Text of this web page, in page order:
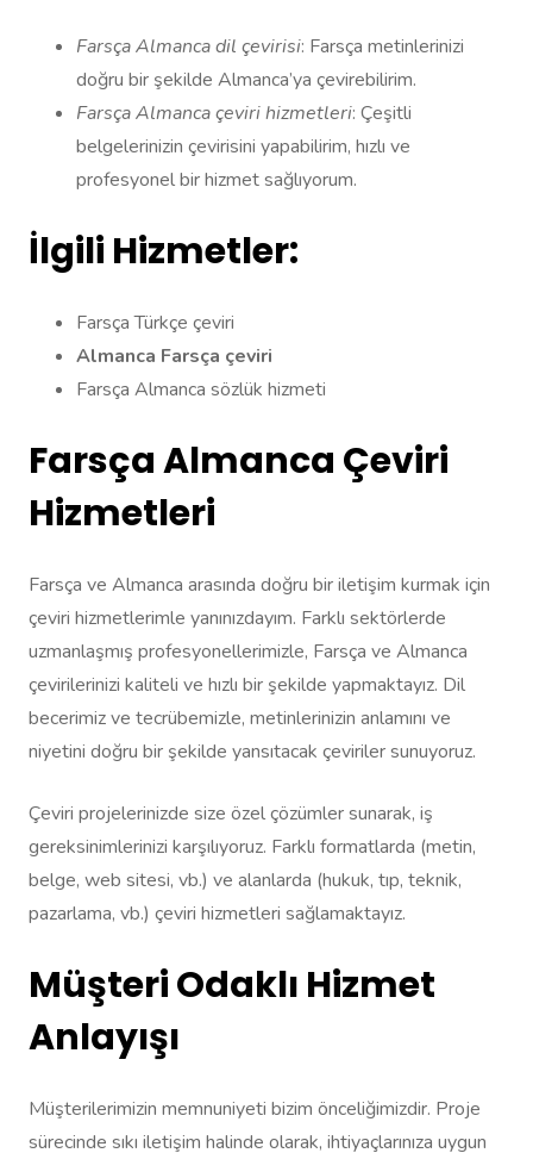
Farsça Almanca dil çevirisi: Farsça metinlerinizi
doğru bir şekilde Almanca’ya çevirebilirim.
Farsça Almanca çeviri hizmetleri: Çeşitli
belgelerinizin çevirisini yapabilirim, hızlı ve
profesyonel bir hizmet sağlıyorum.
İlgili Hizmetler:
Farsça Türkçe çeviri
Almanca Farsça çeviri
Farsça Almanca sözlük hizmeti
Farsça Almanca Çeviri
Hizmetleri
Farsça ve Almanca arasında doğru bir iletişim kurmak için
çeviri hizmetlerimle yanınızdayım. Farklı sektörlerde
uzmanlaşmış profesyonellerimizle, Farsça ve Almanca
çevirilerinizi kaliteli ve hızlı bir şekilde yapmaktayız. Dil
becerimiz ve tecrübemizle, metinlerinizin anlamını ve
niyetini doğru bir şekilde yansıtacak çeviriler sunuyoruz.
Çeviri projelerinizde size özel çözümler sunarak, iş
gereksinimlerinizi karşılıyoruz. Farklı formatlarda (metin,
belge, web sitesi, vb.) ve alanlarda (hukuk, tıp, teknik,
pazarlama, vb.) çeviri hizmetleri sağlamaktayız.
Müşteri Odaklı Hizmet
Anlayışı
Müşterilerimizin memnuniyeti bizim önceliğimizdir. Proje
sürecinde sıkı iletişim halinde olarak, ihtiyaçlarınıza uygun